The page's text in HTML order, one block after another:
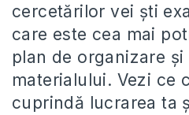
cercetărilor vei ști
care este cea mai
plan de organizare și
materialului. Vezi ce
cuprindă lucrarea ta